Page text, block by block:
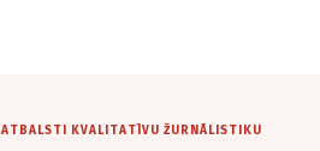
ATBALSTI KVALITATĪVU ŽURNĀLISTIKU